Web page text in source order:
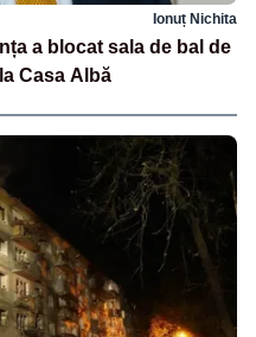
Ionuț Nichita
a blocat sala de bal de
Casa Albă